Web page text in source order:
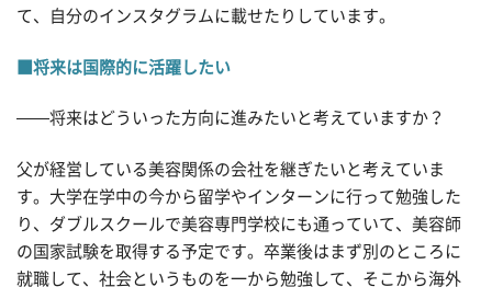
て、自分のインスタグラムに載せたりしています。
■将来は国際的に活躍したい
——将来はどういった方向に進みたいと考えていますか？
父が経営している美容関係の会社を継ぎたいと考えていま
す。大学在学中の今から留学やインターンに行って勉強した
り、ダブルスクールで美容専門学校にも通っていて、美容師
の国家試験を取得する予定です。卒業後はまず別のところに
就職して、社会というものを一から勉強して、そこから海外